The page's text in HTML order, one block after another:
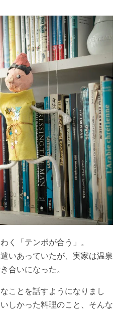
く「テンポが合う」。
いあっていたが、実家は温泉
合いになった。
ことを話すようになりまし
しかった料理のこと、そんな